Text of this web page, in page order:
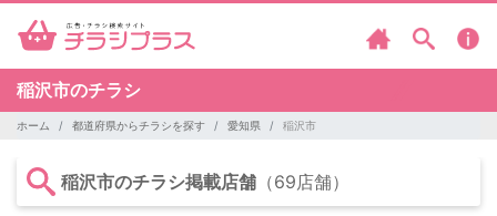
稲沢市のチラシ
ホーム 都道府県からチラシを探す 愛知県 稲沢市
稲沢市のチラシ掲載店舗 （69店舗）